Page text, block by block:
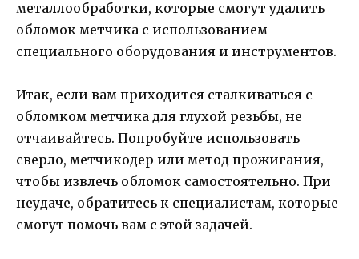
металлообработки, которые смогут удалить
обломок метчика с использованием
специального оборудования и инструментов.
Итак, если вам приходится сталкиваться с
обломком метчика для глухой резьбы, не
отчаивайтесь. Попробуйте использовать
сверло, метчикодер или метод прожигания,
чтобы извлечь обломок самостоятельно. При
неудаче, обратитесь к специалистам, которые
смогут помочь вам с этой задачей.